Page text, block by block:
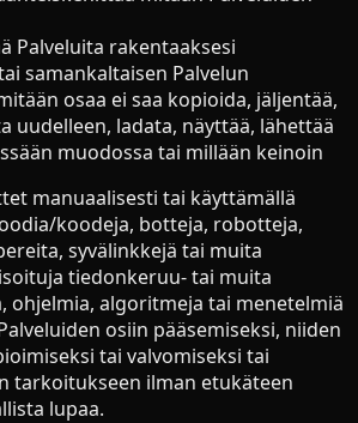
Palveluita rakentaaksesi
samankaltaisen Palvelun
osaa ei saa kopioida, jäljentää,
uudelleen, ladata, näyttää, lähettää
muodossa tai millään keinoin
manuaalisesti tai käyttämällä
koodeja, botteja, robotteja,
syvälinkkejä tai muita
tiedonkeruu- tai muita
ohjelmia, algoritmeja tai menetelmiä
osiin pääsemiseksi, niiden
tai valvomiseksi tai
tarkoitukseen ilman etukäteen
lupaa.